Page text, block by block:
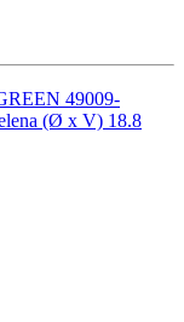
49009-
(Ø x V) 18.8